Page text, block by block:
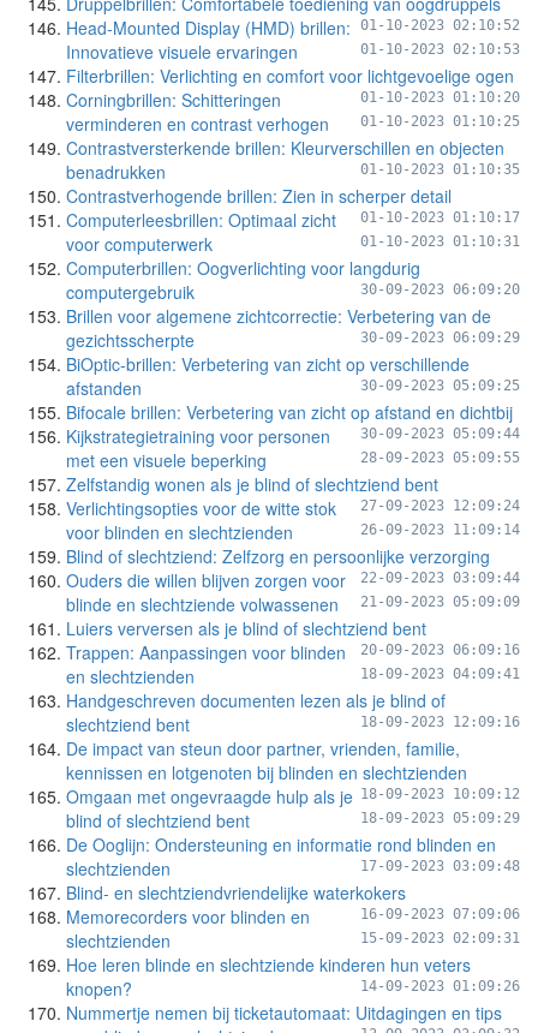
01-10-2023 02:10:52
Head-Mounted Display (HMD) brillen:
Innovatieve visuele ervaringen
01-10-2023 02:10:53
Filterbrillen: Verlichting en comfort voor lichtgevoelige ogen
01-10-2023 01:10:20
Corningbrillen: Schitteringen
verminderen en contrast verhogen
01-10-2023 01:10:25
Contrastversterkende brillen: Kleurverschillen en objecten
benadrukken
01-10-2023 01:10:35
Contrastverhogende brillen: Zien in scherper detail
01-10-2023 01:10:17
Computerleesbrillen: Optimaal zicht
voor computerwerk
01-10-2023 01:10:31
Computerbrillen: Oogverlichting voor langdurig
computergebruik
30-09-2023 06:09:20
Brillen voor algemene zichtcorrectie: Verbetering van de
gezichtsscherpte
30-09-2023 06:09:29
BiOptic-brillen: Verbetering van zicht op verschillende
afstanden
30-09-2023 05:09:25
Bifocale brillen: Verbetering van zicht op afstand en dichtbij
30-09-2023 05:09:44
Kijkstrategietraining voor personen
met een visuele beperking
28-09-2023 05:09:55
Zelfstandig wonen als je blind of slechtziend bent
27-09-2023 12:09:24
Verlichtingsopties voor de witte stok
voor blinden en slechtzienden
26-09-2023 11:09:14
Blind of slechtziend: Zelfzorg en persoonlijke verzorging
22-09-2023 03:09:44
Ouders die willen blijven zorgen voor
blinde en slechtziende volwassenen
21-09-2023 05:09:09
Luiers verversen als je blind of slechtziend bent
20-09-2023 06:09:16
Trappen: Aanpassingen voor blinden
en slechtzienden
18-09-2023 04:09:41
Handgeschreven documenten lezen als je blind of
slechtziend bent
18-09-2023 12:09:16
De impact van steun door partner, vrienden, familie,
kennissen en lotgenoten bij blinden en slechtzienden
18-09-2023 10:09:12
Omgaan met ongevraagde hulp als je
blind of slechtziend bent
18-09-2023 05:09:29
De Ooglijn: Ondersteuning en informatie rond blinden en
slechtzienden
17-09-2023 03:09:48
Blind- en slechtziendvriendelijke waterkokers
16-09-2023 07:09:06
Memorecorders voor blinden en
slechtzienden
15-09-2023 02:09:31
Hoe leren blinde en slechtziende kinderen hun veters
knopen?
14-09-2023 01:09:26
Nummertje nemen bij ticketautomaat: Uitdagingen en tips